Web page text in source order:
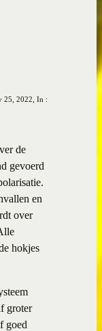
25, 2022, In :
de
gevoerd
en
over
hokjes
groter
goed